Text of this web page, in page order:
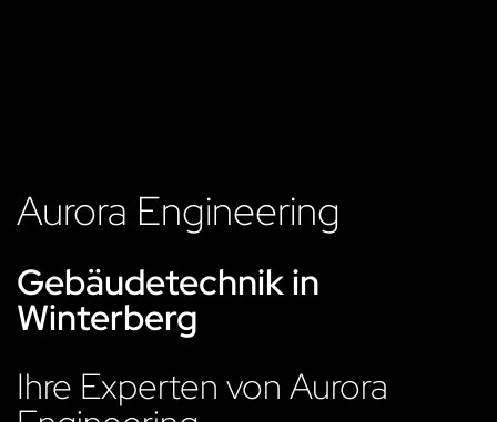
Aurora Engineering
Gebäudetechnik in
Winterberg
Ihre Experten von Aurora